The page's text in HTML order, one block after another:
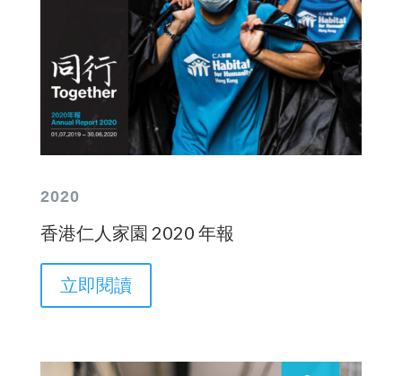
2020
香港仁人家園 2020 年報
立即閱讀